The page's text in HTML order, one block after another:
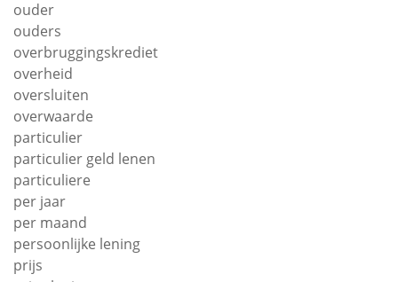
ouder
ouders
overbruggingskrediet
overheid
oversluiten
overwaarde
particulier
particulier geld lenen
particuliere
per jaar
per maand
persoonlijke lening
prijs